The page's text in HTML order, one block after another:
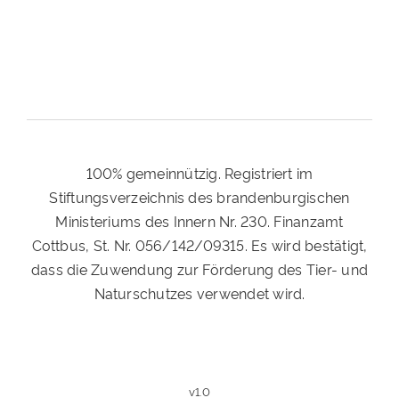
100% gemeinnützig. Registriert im
Stiftungsverzeichnis des brandenburgischen
Ministeriums des Innern Nr. 230. Finanzamt
Cottbus, St. Nr. 056/142/09315. Es wird bestätigt,
dass die Zuwendung zur Förderung des Tier- und
Naturschutzes verwendet wird.
v1.0